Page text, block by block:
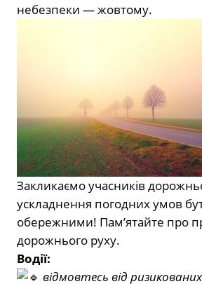
небезпеки — жовтому.
Закликаємо учасників
ускладнення погодних умов
обережними! Пам’ятайте про
дорожнього руху.
Водії:
відмовтесь від